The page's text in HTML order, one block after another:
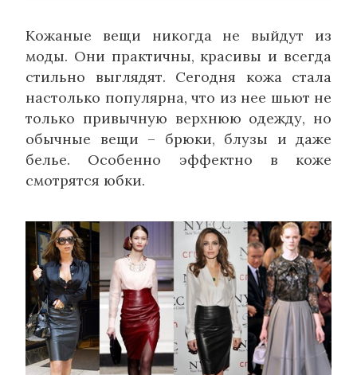
Кожаные вещи никогда не выйдут из
моды. Они практичны, красивы и всегда
стильно выглядят. Сегодня кожа стала
настолько популярна, что из нее шьют не
только привычную верхнюю одежду, но
обычные вещи – брюки, блузы и даже
белье. Особенно эффектно в коже
смотрятся юбки.